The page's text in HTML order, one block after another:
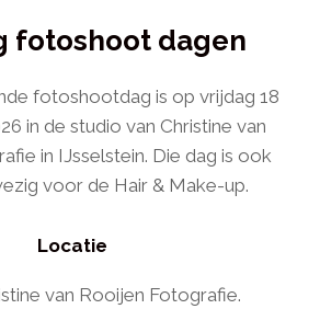
fotoshoot dagen
fotoshootdag is op vrijdag 18
in de studio van Christine van
in IJsselstein. Die dag is ook
voor de Hair & Make-up.
Locatie
van Rooijen Fotografie.